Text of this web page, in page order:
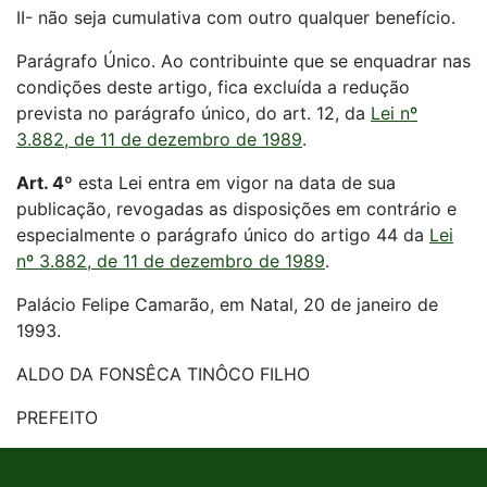
II- não seja cumulativa com outro qualquer benefício.
Parágrafo Único. Ao contribuinte que se enquadrar nas
condições deste artigo, fica excluída a redução
prevista no parágrafo único, do art. 12, da Lei nº
3.882, de 11 de dezembro de 1989.
Art. 4º esta Lei entra em vigor na data de sua
publicação, revogadas as disposições em contrário e
especialmente o parágrafo único do artigo 44 da Lei
nº 3.882, de 11 de dezembro de 1989.
Palácio Felipe Camarão, em Natal, 20 de janeiro de
1993.
ALDO DA FONSÊCA TINÔCO FILHO
PREFEITO